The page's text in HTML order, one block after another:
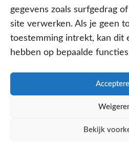
gegevens zoals surfgedrag
site verwerken. Als je geen
toestemming intrekt, kan dit
hebben op bepaalde
Bekijk
PRIVACY- EN COOKIE POLICY WE ZIJN